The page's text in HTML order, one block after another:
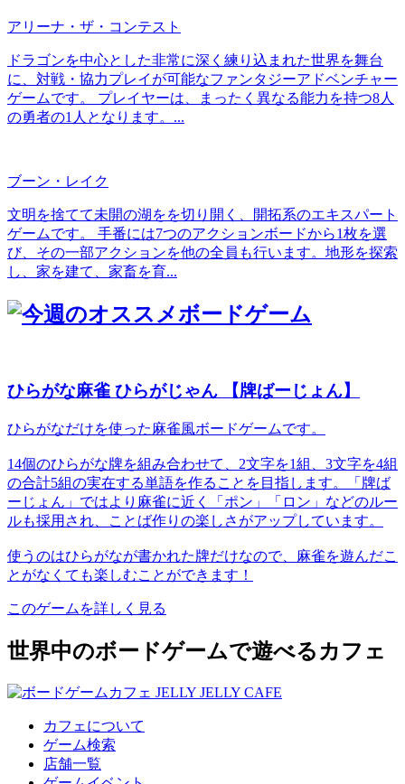
アリーナ・ザ・コンテスト
ドラゴンを中心とした非常に深く練り込まれた世界を舞台
に、対戦・協力プレイが可能なファンタジーアドベンチャー
ゲームです。 プレイヤーは、まったく異なる能力を持つ8人
の勇者の1人となります。...
ブーン・レイク
文明を捨てて未開の湖をを切り開く、開拓系のエキスパート
ゲームです。 手番には7つのアクションボードから1枚を選
び、その一部アクションを他の全員も行います。地形を探索
し、家を建て、家畜を育...
ひらがな麻雀 ひらがじゃん 【牌ばーじょん】
ひらがなだけを使った麻雀風ボードゲームです。
14個のひらがな牌を組み合わせて、2文字を1組、3文字を4組
の合計5組の実在する単語を作ることを目指します。「牌ば
ーじょん」ではより麻雀に近く「ポン」「ロン」などのルー
ルも採用され、ことば作りの楽しさがアップしています。
使うのはひらがなが書かれた牌だけなので、麻雀を遊んだこ
とがなくても楽しむことができます！
このゲームを詳しく見る
世界中のボードゲームで遊べるカフェ
カフェについて
ゲーム検索
店舗一覧